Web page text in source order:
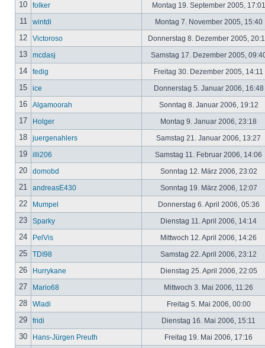
10 folker Montag 19. September 2005,
11 wintdi Montag 7. November 2005, 15:40
12 Victoroso Donnerstag 8. Dezember 2005,
13 mcdasj Samstag 17. Dezember 2005,
14 fedig Freitag 30. Dezember 2005, 14:11
15 ice Donnerstag 5. Januar 2006, 16:48
16 Algamoorah Sonntag 8. Januar 2006, 19:12
17 Holger Montag 9. Januar 2006, 23:18
18 juergenahlers Samstag 21. Januar 2006, 13:27
19 illi206 Samstag 11. Februar 2006, 14:06
20 domobd Sonntag 12. März 2006, 23:02
21 andreasE430 Sonntag 19. März 2006, 12:07
22 Mumpel Donnerstag 6. April 2006, 05:36
23 Sparky Dienstag 11. April 2006, 14:14
24 PelVis Mittwoch 12. April 2006, 14:26
25 TDI98 Samstag 22. April 2006, 23:12
26 Hurrykane Dienstag 25. April 2006, 22:05
27 Mario68 Mittwoch 3. Mai 2006, 11:26
28 Wladi Freitag 5. Mai 2006, 00:00
29 fridi Dienstag 16. Mai 2006, 15:11
30 Hans-Jürgen Preuth Freitag 19. Mai 2006, 17:16